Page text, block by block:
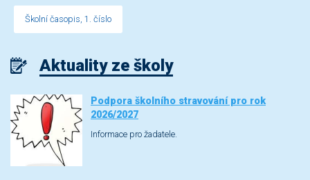
Školní časopis, 1. číslo
Aktuality ze školy
Podpora školního stravování pro rok
2026/2027
Informace pro žadatele.